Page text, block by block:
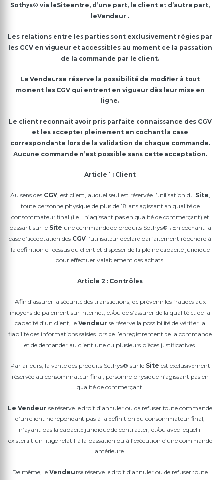
Sothys® via leSiteentre, d’une part, le client et d’autre part,
leVendeur .
Les relations entre les parties sont exclusivement régies par
les CGV en vigueur et accessibles au moment de la passation
de la commande par le client.
Le Vendeurse réserve la possibilité de modifier à tout
moment les CGV qui entrent en vigueur dès leur mise en
ligne.
Le client reconnait avoir pris parfaite connaissance des CGV
et les accepter pleinement en cochant la case
correspondante lors de la validation de chaque commande.
Aucune commande n’est possible sans cette acceptation.
Article 1 : Client
Au sens des CGV, est client, auquel seul est réservée l’utilisation du Site,
toute personne physique de plus de 18 ans agissant en qualité de
consommateur final (i.e. : n’agissant pas en qualité de commerçant) et
passant sur le Site une commande de produits Sothys® .En cochant la
case d’acceptation des CGV l’utilisateur déclare parfaitement répondre à
la définition ci-dessus du client et disposer de la pleine capacité juridique
pour effectuer valablement des achats.
Article 2 : Contrôles
Afin d’assurer la sécurité des transactions, de prévenir les fraudes aux
moyens de paiement sur Internet, et/ou de s’assurer de la qualité et de la
capacité d’un client, le Vendeur se réserve la possibilité de vérifier la
fiabilité des informations saisies lors de l’enregistrement de la commande
et de demander au client une ou plusieurs pièces justificatives.
Par ailleurs, la vente des produits Sothys® sur le Site est exclusivement
réservée au consommateur final, personne physique n’agissant pas en
qualité de commerçant.
Le Vendeur se réserve le droit d’annuler ou de refuser toute commande
d’un client ne répondant pas à la définition du consommateur final,
n’ayant pas la capacité juridique de contracter, et/ou avec lequel il
existerait un litige relatif à la passation ou à l’exécution d’une commande
antérieure.
De même, le Vendeurse réserve le droit d’annuler ou de refuser toute